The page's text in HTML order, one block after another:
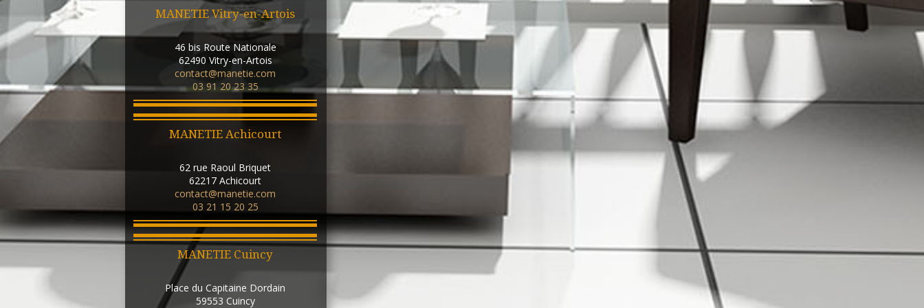
MANETIE Vitry-en-Artois
46 bis Route Nationale
62490 Vitry-en-Artois
contact@manetie.com
03 91 20 23 35
MANETIE Achicourt
62 rue Raoul Briquet
62217 Achicourt
contact@manetie.com
03 21 15 20 25
MANETIE Cuincy
Place du Capitaine Dordain
59553 Cuincy